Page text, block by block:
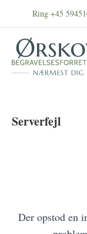
Ring +45
Serverfejl
Der opstod en